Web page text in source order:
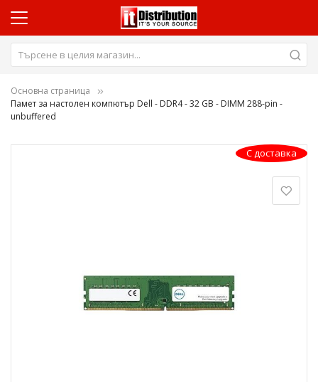
Основна страница
Памет за настолен компютър Dell - DDR4 - 32 GB - DIMM 288-pin -
unbuffered
С доставка